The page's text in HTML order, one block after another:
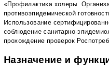
«Профилактика холеры.
противоэпидемической
Использование
соблюдение санитарно-
прохождение проверок
Назначение и